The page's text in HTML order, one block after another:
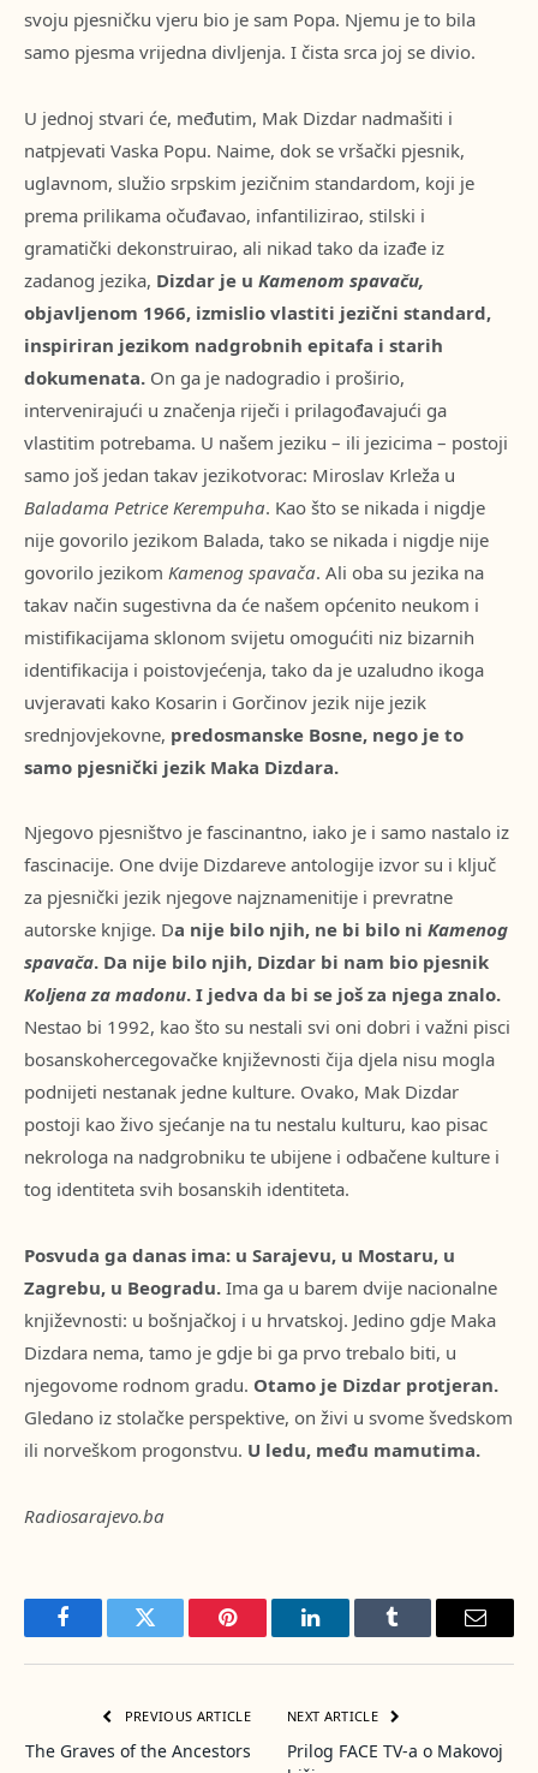
svoju pjesničku vjeru bio je sam Popa. Njemu je to bila
samo pjesma vrijedna divljenja. I čista srca joj se divio.
U jednoj stvari će, međutim, Mak Dizdar nadmašiti i
natpjevati Vaska Popu. Naime, dok se vršački pjesnik,
uglavnom, služio srpskim jezičnim standardom, koji je
prema prilikama očuđavao, infantilizirao, stilski i
gramatički dekonstruirao, ali nikad tako da izađe iz
zadanog jezika, Dizdar je u Kamenom spavaču,
objavljenom 1966, izmislio vlastiti jezični standard,
inspiriran jezikom nadgrobnih epitafa i starih
dokumenata. On ga je nadogradio i proširio,
intervenirajući u značenja riječi i prilagođavajući ga
vlastitim potrebama. U našem jeziku – ili jezicima – postoji
samo još jedan takav jezikotvorac: Miroslav Krleža u
Baladama Petrice Kerempuha. Kao što se nikada i nigdje
nije govorilo jezikom Balada, tako se nikada i nigdje nije
govorilo jezikom Kamenog spavača. Ali oba su jezika na
takav način sugestivna da će našem općenito neukom i
mistifikacijama sklonom svijetu omogućiti niz bizarnih
identifikacija i poistovjećenja, tako da je uzaludno ikoga
uvjeravati kako Kosarin i Gorčinov jezik nije jezik
srednjovjekovne, predosmanske Bosne, nego je to
samo pjesnički jezik Maka Dizdara.
Njegovo pjesništvo je fascinantno, iako je i samo nastalo iz
fascinacije. One dvije Dizdareve antologije izvor su i ključ
za pjesnički jezik njegove najznamenitije i prevratne
autorske knjige. Da nije bilo njih, ne bi bilo ni Kamenog
spavača. Da nije bilo njih, Dizdar bi nam bio pjesnik
Koljena za madonu. I jedva da bi se još za njega znalo.
Nestao bi 1992, kao što su nestali svi oni dobri i važni pisci
bosanskohercegovačke književnosti čija djela nisu mogla
podnijeti nestanak jedne kulture. Ovako, Mak Dizdar
postoji kao živo sjećanje na tu nestalu kulturu, kao pisac
nekrologa na nadgrobniku te ubijene i odbačene kulture i
tog identiteta svih bosanskih identiteta.
Posvuda ga danas ima: u Sarajevu, u Mostaru, u
Zagrebu, u Beogradu. Ima ga u barem dvije nacionalne
književnosti: u bošnjačkoj i u hrvatskoj. Jedino gdje Maka
Dizdara nema, tamo je gdje bi ga prvo trebalo biti, u
njegovome rodnom gradu. Otamo je Dizdar protjeran.
Gledano iz stolačke perspektive, on živi u svome švedskom
ili norveškom progonstvu. U ledu, među mamutima.
Radiosarajevo.ba
FacebookTwitter Pinterest LinkedInTumblr Email
PREVIOUS ARTICLE
The Graves of the Ancestors
NEXT ARTICLE
Prilog FACE TV-a o Makovoj